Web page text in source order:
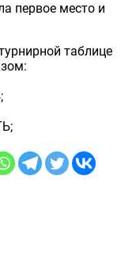
первое место и
таблице